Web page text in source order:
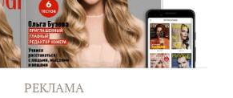
РЕКЛАМА